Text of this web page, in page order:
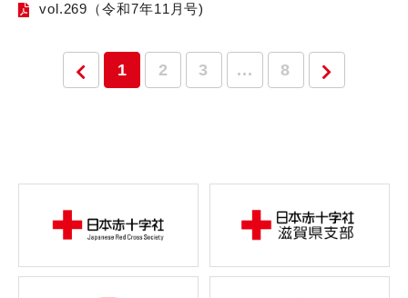
vol.269（令和7年11月号)
1 2 3 ... 8